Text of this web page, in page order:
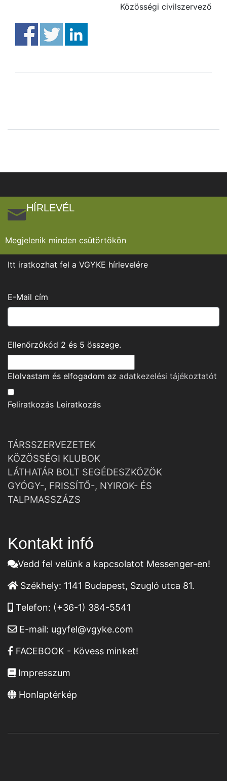
Közösségi civilszervező
HÍRLEVÉL
Megjelenik minden csütörtökön
Itt iratkozhat fel a VGYKE hírlevelére
E-Mail cím
Ellenőrzőkód 2 és 5 összege.
Elolvastam és elfogadom az adatkezelési tájékoztatót
Feliratkozás Leiratkozás
TÁRSSZERVEZETEK
KÖZÖSSÉGI KLUBOK
LÁTHATÁR BOLT SEGÉDESZKÖZÖK
GYÓGY-, FRISSÍTŐ-, NYIROK- ÉS
TALPMASSZÁZS
Kontakt infó
Vedd fel velünk a kapcsolatot Messenger-en!
Székhely: 1141 Budapest, Szugló utca 81.
Telefon: (+36-1) 384-5541
E-mail: ugyfel@vgyke.com
FACEBOOK - Kövess minket!
Impresszum
Honlaptérkép